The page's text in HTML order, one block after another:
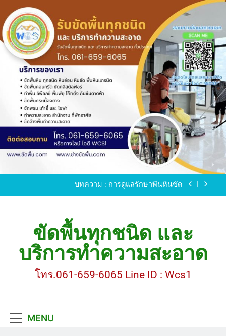
to
content
ขัดพื้นหินขัด อบต.แหลมบัวนครปฐม
ขัดพื้นหินอ่อน โทร.0616596065 ไลน์ WCS1
บทความ : การดูแลรักษาพื้นหินขัด
ขัดพื้นหินขัด อบต.แหลมบัวนครปฐม
ขัดพื้นหินอ่อน โทร.0616596065 ไลน์ WCS1
บทความ : การดูแลรักษาพื้นหินขัด
ขัดพื้นทุกชนิด และ
บริการทำความสะอาด
โทร.061-659-6065 Line ID : Wcs1
MENU